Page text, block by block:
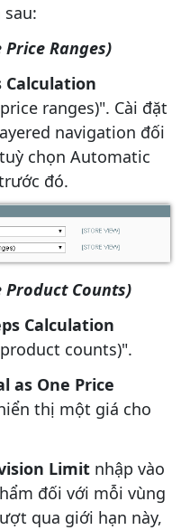
Ranges)
Calculation
ranges)". Cài đặt
navigation đối
chọn Automatic
đó.
Product Counts)
Calculation
counts)".
as One Price
thị một giá cho
Limit nhập vào
đối với mỗi vùng
qua giới hạn này,